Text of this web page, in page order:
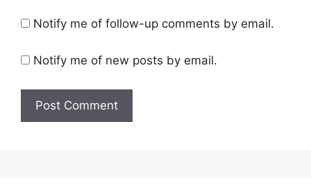
Notify me of follow-up comments by email.
Notify me of new posts by email.